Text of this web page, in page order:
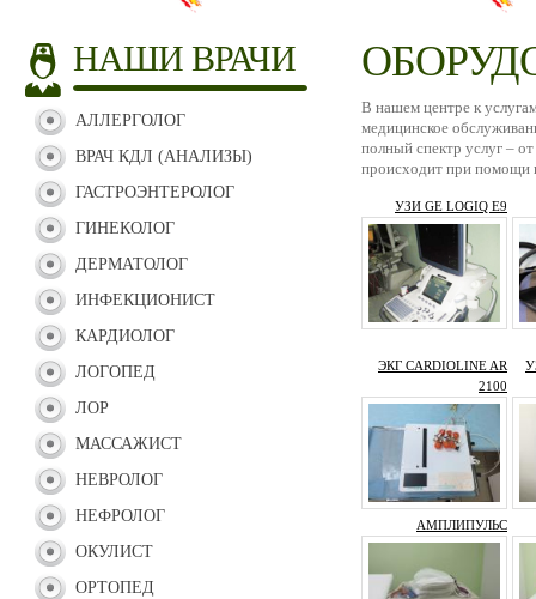
НАШИ ВРАЧИ
АЛЛЕРГОЛОГ
ВРАЧ КДЛ (АНАЛИЗЫ)
ГАСТРОЭНТЕРОЛОГ
ГИНЕКОЛОГ
ДЕРМАТОЛОГ
ИНФЕКЦИОНИСТ
КАРДИОЛОГ
ЛОГОПЕД
ЛОР
МАССАЖИСТ
НЕВРОЛОГ
НЕФРОЛОГ
ОКУЛИСТ
ОРТОПЕД
В нашем центре к
медицинское
полный спектр услуг –
происходит при помощи
УЗИ GE LOGIQ E9
ЭКГ CARDIOLINE AR
2100
АМПЛИПУЛЬС